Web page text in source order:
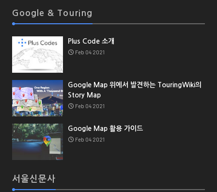
Google & Touring
Plus Code 소개
Feb 04 2021
Google Map 위에서 발견하는 TouringWiki의
Story Map
Feb 04 2021
Google Map 활용 가이드
Feb 04 2021
서울신문사